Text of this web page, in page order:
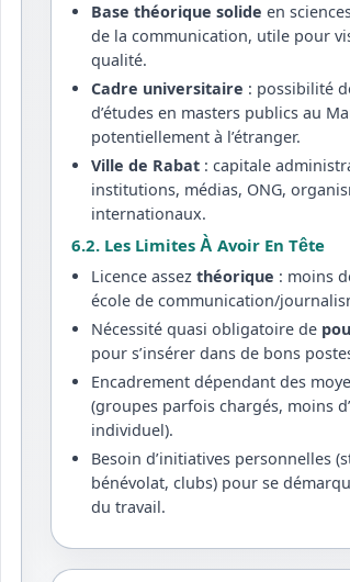
Base théorique solide en
de la communication, utile pour
qualité.
Cadre universitaire : possibilité
d’études en masters publics au
potentiellement à l’étranger.
Ville de Rabat : capitale
institutions, médias, ONG,
internationaux.
6.2. Les Limites À Avoir En Tête
Licence assezthéorique : moins
école de communication/
Nécessité quasi obligatoire de
pour s’insérer dans de bons
Encadrement dépendant des
(groupes parfois chargés, moins
individuel).
Besoin d’initiatives personnelles
bénévolat, clubs) pour se
du travail.